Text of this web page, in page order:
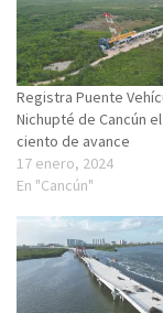
Registra Puente
Nichupté de Cancún
ciento de avance
17 enero, 2024
En "Cancún"